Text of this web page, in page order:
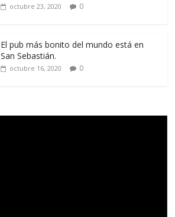
octubre 23, 2020 0
El pub más bonito del mundo está en
San Sebastián.
octubre 16, 2020 0